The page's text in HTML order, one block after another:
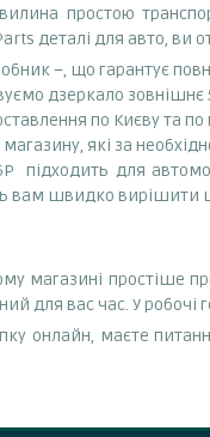
простою
деталі для авто, ви
–, що гарантує
дзеркало зовнішнє
по Києву та по
магазину, які за
підходить для
вам швидко вирішити
магазині простіше
для вас час. У
онлайн, маєте